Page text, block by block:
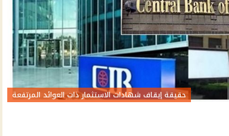
حقيقة إيقاف شهادات الاستثمار ذات العوائد المرتفعة